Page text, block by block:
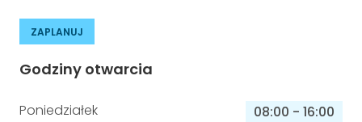
ZAPLANUJ
Godziny otwarcia
Poniedziałek 08:00 - 16:00